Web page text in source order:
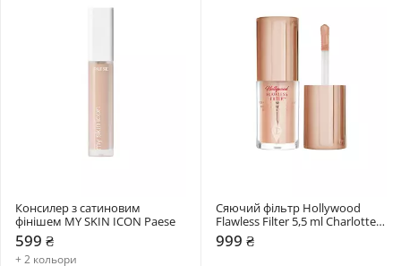
Консилер з сатиновим
фінішем MY SKIN ICON Paese
599 ₴
+ 2 кольори
Сяючий фільтр Hollywood
Flawless Filter 5,5 ml Charlotte
Tilbury
999 ₴